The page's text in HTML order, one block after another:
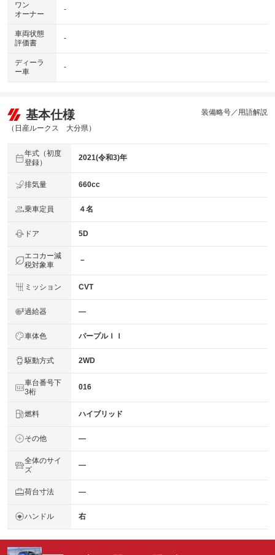
ワン
オーナー
-
車両状態
評価書
-
ディーラ
ー車
-
基本仕様
（日産ルークス 大分県）
装備略号／用語解説
年式（初度
登録）
2021(令和3)年
排気量 660cc
乗車定員 ４名
ドア 5D
エコカー減
税対象車
－
ミッション CVT
過給器 ―
車体色 パープルＩＩ
駆動方式 2WD
車台番号下
3桁
016
燃料 ハイブリッド
その他 ―
全体のサイ
ズ
―
荷台寸法 ―
ハンドル 右